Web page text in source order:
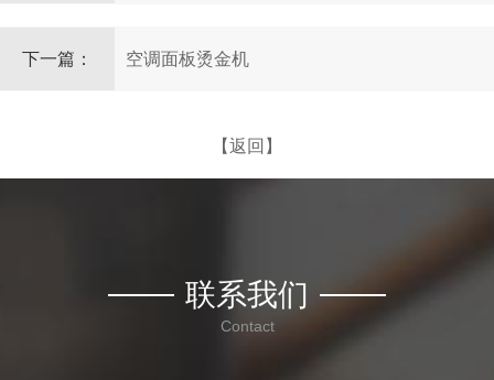
下一篇： 空调面板烫金机
【返回】
联系我们
Contact